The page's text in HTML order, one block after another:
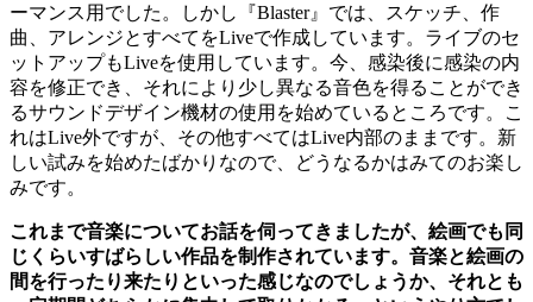
ーマンス用でした。しかし『Blaster』では、スケッチ、作
曲、アレンジとすべてをLiveで作成しています。ライブのセ
ットアップもLiveを使用しています。今、感染後に感染の内
容を修正でき、それにより少し異なる音色を得ることができ
るサウンドデザイン機材の使用を始めているところです。こ
れはLive外ですが、その他すべてはLive内部のままです。新
しい試みを始めたばかりなので、どうなるかはみてのお楽し
みです。
これまで音楽についてお話を伺ってきましたが、絵画でも同
じくらいすばらしい作品を制作されています。音楽と絵画の
間を行ったり来たりといった感じなのでしょうか、それとも